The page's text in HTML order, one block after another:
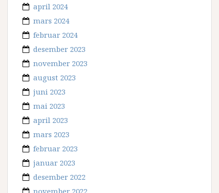
april 2024
mars 2024
februar 2024
desember 2023
november 2023
august 2023
juni 2023
mai 2023
april 2023
mars 2023
februar 2023
januar 2023
desember 2022